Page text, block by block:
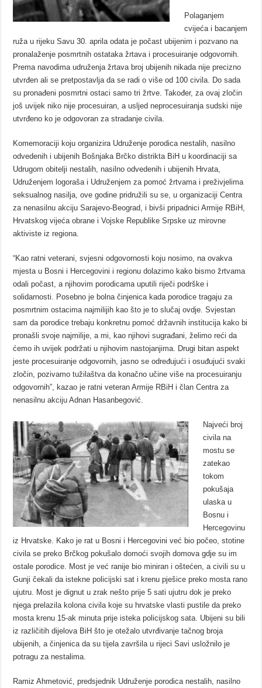
Polaganjem
cvijeća i bacanjem
ruža u rijeku Savu 30. aprila odata je počast ubijenim i pozvano na
pronalaženje posmrtnih ostataka žrtava i procesuiranje odgovornih.
Prema navodima udruženja žrtava broj ubijenih nikada nije precizno
utvrđen ali se pretpostavlja da se radi o više od 100 civila. Do sada
su pronađeni posmrtni ostaci samo tri žrtve. Također, za ovaj zločin
još uvijek niko nije procesuiran, a usljed neprocesuiranja sudski nije
utvrđeno ko je odgovoran za stradanje civila.
Komemoraciji koju organizira Udruženje porodica nestalih, nasilno
odvedenih i ubijenih Bošnjaka Brčko distrikta BiH u koordinaciji sa
Udrugom obitelji nestalih, nasilno odvedenih i ubijenih Hrvata,
Udruženjem logoraša i Udruženjem za pomoć žrtvama i preživjelima
seksualnog nasilja, ove godine pridružili su se, u organizaciji Centra
za nenasilnu akciju Sarajevo-Beograd, i bivši pripadnici Armije RBiH,
Hrvatskog vijeća obrane i Vojske Republike Srpske uz mirovne
aktiviste iz regiona.
“Kao ratni veterani, svjesni odgovornosti koju nosimo, na ovakva
mjesta u Bosni i Hercegovini i regionu dolazimo kako bismo žrtvama
odali počast, a njihovim porodicama uputili riječi podrške i
solidarnosti. Posebno je bolna činjenica kada porodice tragaju za
posmrtnim ostacima najmilijih kao što je to slučaj ovdje. Svjestan
sam da porodice trebaju konkretnu pomoć državnih institucija kako bi
pronašli svoje najmilije, a mi, kao njihovi sugrađani, želimo reći da
ćemo ih uvijek podržati u njihovim nastojanjima. Drugi bitan aspekt
jeste procesuiranje odgovornih, jasno se određujući i osuđujući svaki
zločin, pozivamo tužilaštva da konačno učine više na procesuiranju
odgovornih”, kazao je ratni veteran Armije RBiH i član Centra za
nenasilnu akciju Adnan Hasanbegović.
Najveći broj
civila na
mostu se
zatekao
tokom
pokušaja
ulaska u
Bosnu i
Hercegovinu
iz Hrvatske. Kako je rat u Bosni i Hercegovini već bio počeo, stotine
civila se preko Brčkog pokušalo domoći svojih domova gdje su im
ostale porodice. Most je već ranije bio miniran i oštećen, a civili su u
Gunji čekali da istekne policijski sat i krenu pješice preko mosta rano
ujutru. Most je dignut u zrak nešto prije 5 sati ujutru dok je preko
njega prelazila kolona civila koje su hrvatske vlasti pustile da preko
mosta krenu 15-ak minuta prije isteka policijskog sata. Ubijeni su bili
iz različitih dijelova BiH što je otežalo utvrđivanje tačnog broja
ubijenih, a činjenica da su tijela završila u rijeci Savi usložnilo je
potragu za nestalima.
Ramiz Ahmetović, predsjednik Udruženje porodica nestalih, nasilno